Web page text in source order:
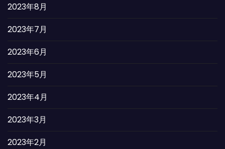
2023年8月
2023年7月
2023年6月
2023年5月
2023年4月
2023年3月
2023年2月